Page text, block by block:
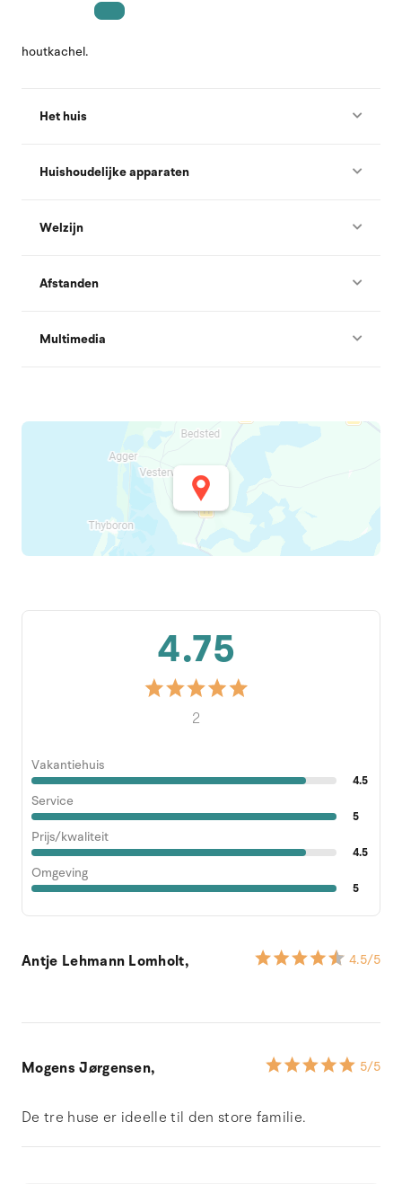
houtkachel.
Het huis
Huishoudelijke apparaten
Welzijn
Afstanden
Multimedia
4.75
2
Vakantiehuis
4.5
Service
5
Prijs/kwaliteit
4.5
Omgeving
5
Antje Lehmann Lomholt, 4.5/5
Mogens Jørgensen, 5/5
De tre huse er ideelle til den store familie.